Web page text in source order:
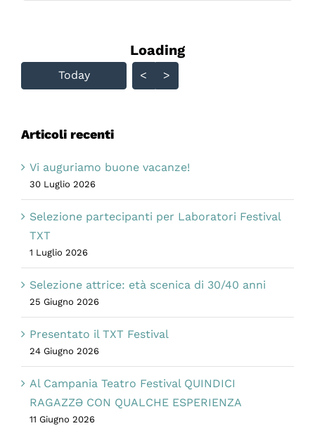
Skip Calendar
Loading - current view is
Loading
Today < >
Articoli recenti
Vi auguriamo buone vacanze!
30 Luglio 2026
Selezione partecipanti per Laboratori Festival
TXT
1 Luglio 2026
Selezione attrice: età scenica di 30/40 anni
25 Giugno 2026
Presentato il TXT Festival
24 Giugno 2026
Al Campania Teatro Festival QUINDICI
RAGAZZƏ CON QUALCHE ESPERIENZA
11 Giugno 2026